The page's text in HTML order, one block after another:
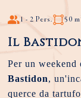
1 - 2 Pers. 50
Il
Per un
Bastidon,
querce da